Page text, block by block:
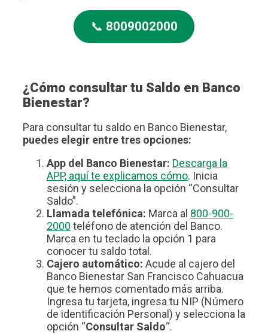
📞 8009002000
¿Cómo consultar tu Saldo en Banco
Bienestar?
Para consultar tu saldo en Banco Bienestar,
puedes elegir entre tres opciones:
App del Banco Bienestar: Descarga la
APP, aquí te explicamos cómo. Inicia
sesión y selecciona la opción “Consultar
Saldo”.
Llamada telefónica: Marca al 800-900-
2000 teléfono de atención del Banco.
Marca en tu teclado la opción 1 para
conocer tu saldo total.
Cajero automático: Acude al cajero del
Banco Bienestar San Francisco Cahuacua
que te hemos comentado más arriba.
Ingresa tu tarjeta, ingresa tu NIP (Número
de identificación Personal) y selecciona la
opción “Consultar Saldo“.